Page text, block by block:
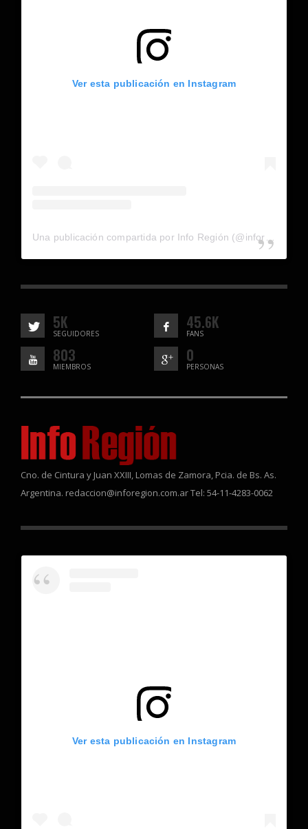
Ver esta publicación en Instagram
Una publicación compartida por Info Región (@inforegion_redes)
5K
SEGUIDORES
45.6K
FANS
803
MIEMBROS
0
PERSONAS
Cno. de Cintura y Juan XXIII, Lomas de Zamora, Pcia. de Bs. As.
Argentina. redaccion@inforegion.com.ar Tel: 54-11-4283-0062
Ver esta publicación en Instagram